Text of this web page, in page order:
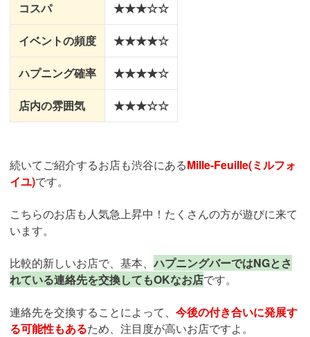
コスパ ★★★☆☆
イベントの頻度 ★★★★☆
ハプニング確率 ★★★★☆
店内の雰囲気 ★★★☆☆
続いてご紹介するお店も渋谷にあるMille-Feuille(ミルフォ
イユ)です。
こちらのお店も人気急上昇中！たくさんの方が遊びに来て
います。
比較的新しいお店で、基本、ハプニングバーではNGとさ
れている連絡先を交換してもOKなお店です。
連絡先を交換することによって、 今後の付き合いに発展す
る可能性もあるため、注目度が高いお店ですよ。